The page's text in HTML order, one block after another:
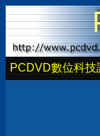
PCDVD數位科技